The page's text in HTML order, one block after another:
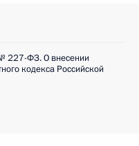
227-ФЗ. О внесении
кодекса Российской